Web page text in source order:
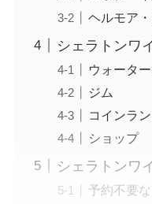
ヘルモア
シェラトンワ
ウォータ
ジム
コインラ
ショップ
シェラトンワ
予約不要